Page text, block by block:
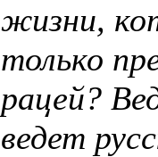
жизни,
только
рацей?
ведет